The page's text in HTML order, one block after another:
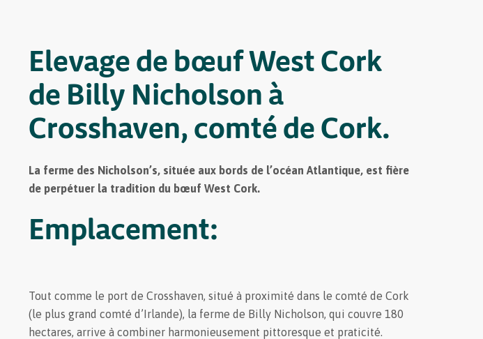
Elevage de bœuf West Cork
de Billy Nicholson à
Crosshaven, comté de Cork.
La ferme des Nicholson’s, située aux bords de l’océan Atlantique, est fière
de perpétuer la tradition du bœuf West Cork.
Emplacement:
Tout comme le port de Crosshaven, situé à proximité dans le comté de Cork
(le plus grand comté d’Irlande), la ferme de Billy Nicholson, qui couvre 180
hectares, arrive à combiner harmonieusement pittoresque et praticité.